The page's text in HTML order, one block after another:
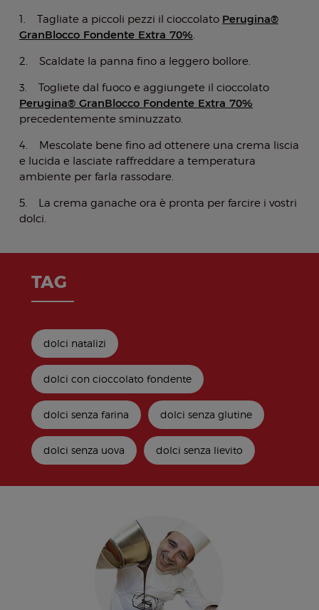
1. Tagliate a piccoli pezzi il cioccolato Perugina®
GranBlocco Fondente Extra 70%.
2. Scaldate la panna fino a leggero bollore.
3. Togliete dal fuoco e aggiungete il cioccolato
Perugina® GranBlocco Fondente Extra 70%
precedentemente sminuzzato.
4. Mescolate bene fino ad ottenere una crema liscia
e lucida e lasciate raffreddare a temperatura
ambiente per farla rassodare.
5. La crema ganache ora è pronta per farcire i vostri
dolci.
TAG
dolci natalizi
dolci con cioccolato fondente
dolci senza farina dolci senza glutine
dolci senza uova dolci senza lievito